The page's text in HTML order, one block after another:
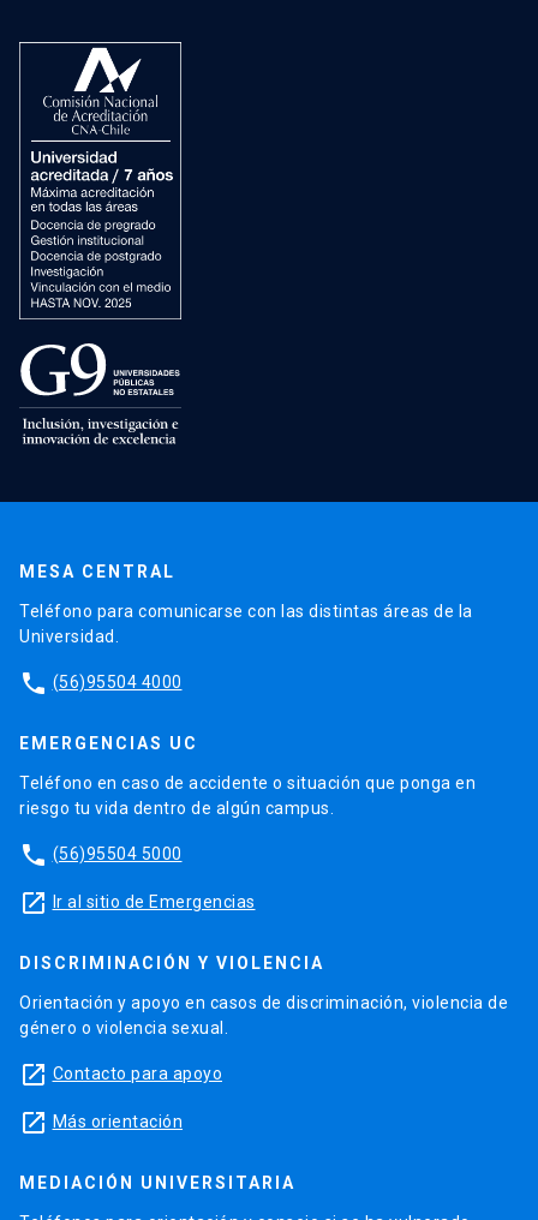
MESA CENTRAL
Teléfono para comunicarse con las distintas áreas de la
Universidad.
phone (56)95504 4000
EMERGENCIAS UC
Teléfono en caso de accidente o situación que ponga en
riesgo tu vida dentro de algún campus.
phone (56)95504 5000
launch Ir al sitio de Emergencias
DISCRIMINACIÓN Y VIOLENCIA
Orientación y apoyo en casos de discriminación, violencia de
género o violencia sexual.
launch Contacto para apoyo
launch Más orientación
MEDIACIÓN UNIVERSITARIA